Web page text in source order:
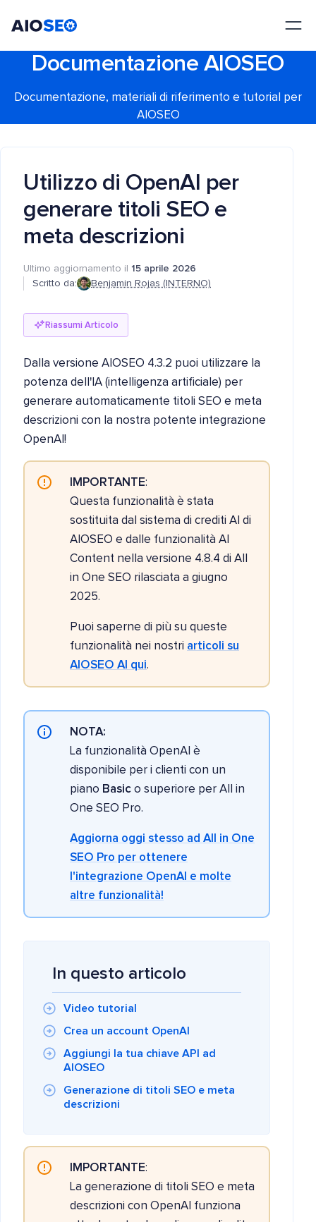
Documentazione AIOSEO
Documentazione, materiali di riferimento e tutorial per
AIOSEO
Utilizzo di OpenAI per
generare titoli SEO e
meta descrizioni
Ultimo aggiornamento il 15 aprile 2026
Scritto da:
Benjamin Rojas (INTERNO)
Riassumi Articolo
Dalla versione AIOSEO 4.3.2 puoi utilizzare la
potenza dell'IA (intelligenza artificiale) per
generare automaticamente titoli SEO e meta
descrizioni con la nostra potente integrazione
OpenAI!
IMPORTANTE:
Questa funzionalità è stata
sostituita dal sistema di crediti AI di
AIOSEO e dalle funzionalità AI
Content nella versione 4.8.4 di All
in One SEO rilasciata a giugno
2025.
Puoi saperne di più su queste
funzionalità nei nostri articoli su
AIOSEO AI qui.
NOTA:
La funzionalità OpenAI è
disponibile per i clienti con un
piano Basic o superiore per All in
One SEO Pro.
Aggiorna oggi stesso ad All in One
SEO Pro per ottenere
l'integrazione OpenAI e molte
altre funzionalità!
In questo articolo
Video tutorial
Crea un account OpenAI
Aggiungi la tua chiave API ad
AIOSEO
Generazione di titoli SEO e meta
descrizioni
IMPORTANTE:
La generazione di titoli SEO e meta
descrizioni con OpenAI funziona